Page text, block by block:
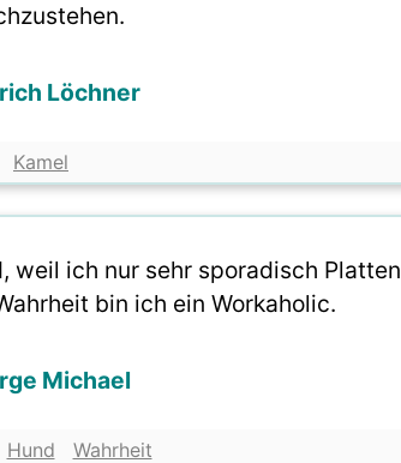
Löchner
Kamel
weil ich nur sehr sporadisch Platten
bin ich ein Workaholic.
Michael
Hund Wahrheit